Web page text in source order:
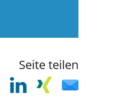
Seite teilen